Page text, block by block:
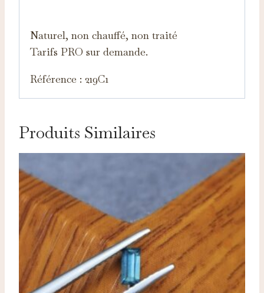
Naturel, non chauffé, non traité
Tarifs PRO sur demande.
Référence : 219C1
Produits Similaires